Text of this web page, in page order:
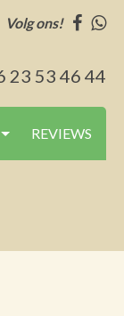
Volg ons!
23 53 46 44
REVIEWS